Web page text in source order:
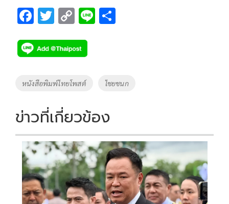
F
e
b
o
k
T
tt
er
C
p
y
Li
k
Li
Tags
หนังสือพิมพ์ไทยโพสต์ ไชยชนก
ข่าวที่เกี่ยวข้อง